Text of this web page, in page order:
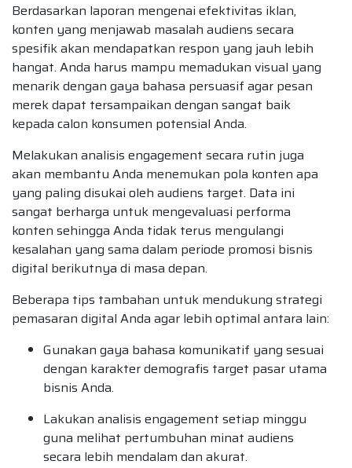
Berdasarkan laporan mengenai efektivitas iklan,
konten yang menjawab masalah audiens secara
spesifik akan mendapatkan respon yang jauh lebih
hangat. Anda harus mampu memadukan visual yang
menarik dengan gaya bahasa persuasif agar pesan
merek dapat tersampaikan dengan sangat baik
kepada calon konsumen potensial Anda.
Melakukan analisis engagement secara rutin juga
akan membantu Anda menemukan pola konten apa
yang paling disukai oleh audiens target. Data ini
sangat berharga untuk mengevaluasi performa
konten sehingga Anda tidak terus mengulangi
kesalahan yang sama dalam periode promosi bisnis
digital berikutnya di masa depan.
Beberapa tips tambahan untuk mendukung strategi
pemasaran digital Anda agar lebih optimal antara lain:
Gunakan gaya bahasa komunikatif yang sesuai
dengan karakter demografis target pasar utama
bisnis Anda.
Lakukan analisis engagement setiap minggu
guna melihat pertumbuhan minat audiens
secara lebih mendalam dan akurat.